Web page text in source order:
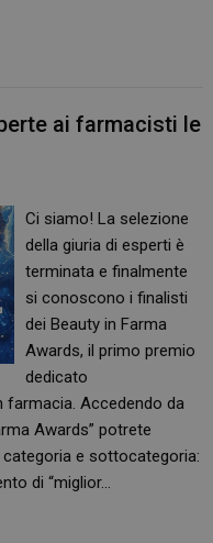
ai farmacisti le
Ci siamo! La selezione
della giuria di esperti è
terminata e finalmente
si conoscono i finalisti
dei Beauty in Farma
Awards, il primo premio
dedicato
Accedendo da
Awards” potrete
e sottocategoria:
di “miglior…